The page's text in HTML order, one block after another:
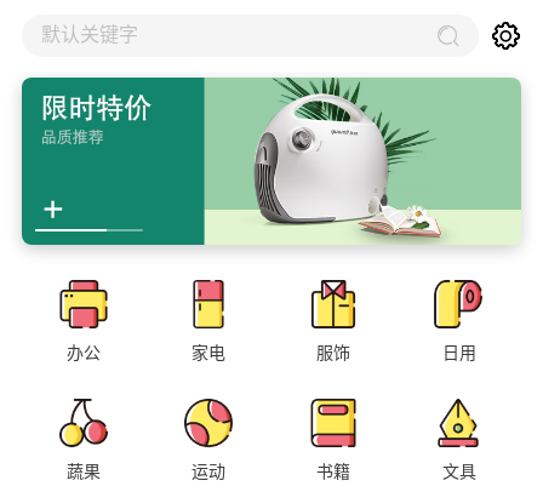
默认关键字
办公 家电 服饰 日用
蔬果 运动 书籍 文具